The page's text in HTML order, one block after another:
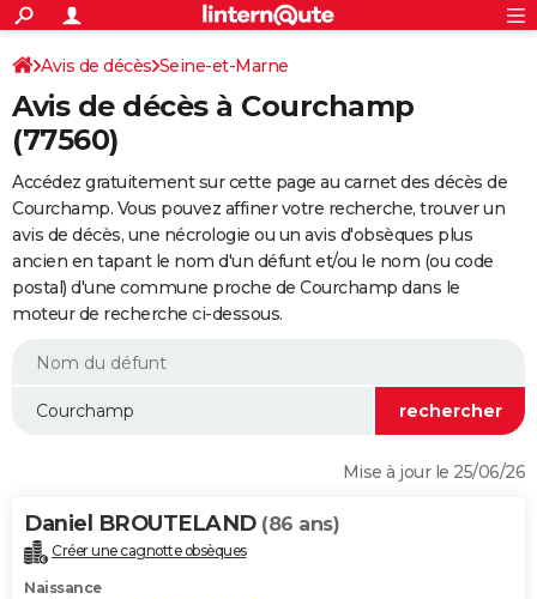
ACTUALITÉS
Politique
Société
Faits Divers
Education
Monde
Villes
+
SPORT
Coupe du monde 2026
Football
Tennis
Cyclisme
Rugby
Forum
FINANCE
Retraite
Impôts
Epargne
Immobilier
Risques naturels par ville
Banque
Assurance
Crédit
Essais
Réserver un essai
Citadines
Berlines
SUV
Forum auto
+
HIGH-TECH
Mobiles
Meilleur smartphone
Internet
Ordinateurs
Jeux vidéo
Guide high-tech
+BRICOLAGE
Forum
Aménagement intérieur
Extérieur
Cuisine
Salle de bains
Jardinage
Rangement
WEEK-END
Guides de France
Escapades
Patrimoine
Expositions
Musées
Week-end nature
LIFESTYLE
Alimentation
Guide de la santé
Maladies
Médicaments
Sommeil
VOYAGE
Destinations
City break
Voyage nature
Voyage de noces
Forum
Climat
+PHOTO
S'inscrire
Connexion
Avis de décès Seine-et-Marne
Avis de décès à Courchamp
(77560)
Accédez gratuitement sur cette page au carnet des décès de
Courchamp. Vous pouvez affiner votre recherche, trouver un
avis de décès, une nécrologie ou un avis d'obsèques plus
ancien en tapant le nom d'un défunt et/ou le nom (ou code
postal) d'une commune proche de Courchamp dans le
moteur de recherche ci-dessous.
Mise à jour le 25/06/26
Daniel BROUTELAND (86 ans)
Créer une cagnotte obsèques
Naissance